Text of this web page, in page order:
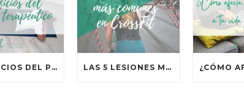
BENEFICIOS DEL PILATES TERAPÉUTICO LAS 5 LESIONES MÁS COMUNES EN CROSSFIT